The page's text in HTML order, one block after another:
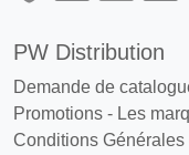
PW Distribution
Demande de
Promotions - Les
Conditions Générales